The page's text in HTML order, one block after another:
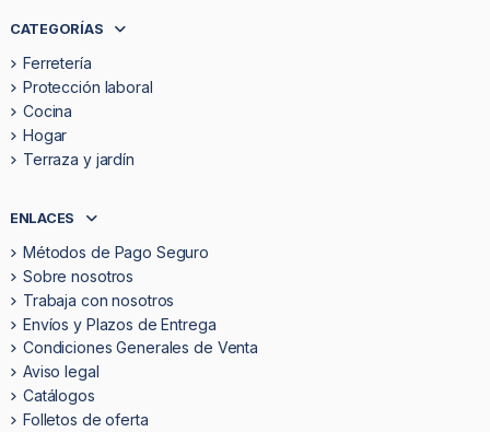
CATEGORÍAS
Ferretería
Protección laboral
Cocina
Hogar
Terraza y jardín
ENLACES
Métodos de Pago Seguro
Sobre nosotros
Trabaja con nosotros
Envíos y Plazos de Entrega
Condiciones Generales de Venta
Aviso legal
Catálogos
Folletos de oferta